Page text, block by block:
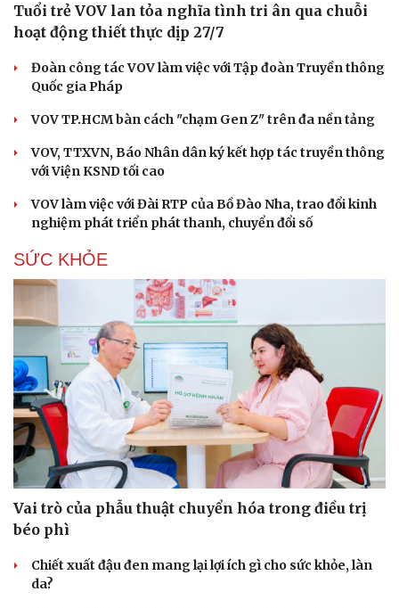
Tuổi trẻ VOV lan tỏa nghĩa tình tri ân qua chuỗi
hoạt động thiết thực dịp 27/7
Đoàn công tác VOV làm việc với Tập đoàn Truyền thông
Quốc gia Pháp
VOV TP.HCM bàn cách "chạm Gen Z" trên đa nền tảng
VOV, TTXVN, Báo Nhân dân ký kết hợp tác truyền thông
với Viện KSND tối cao
VOV làm việc với Đài RTP của Bồ Đào Nha, trao đổi kinh
nghiệm phát triển phát thanh, chuyển đổi số
SỨC KHỎE
Vai trò của phẫu thuật chuyển hóa trong điều trị
béo phì
Chiết xuất đậu đen mang lại lợi ích gì cho sức khỏe, làn
da?